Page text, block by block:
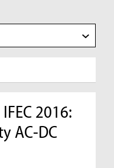
2016:
AC-DC